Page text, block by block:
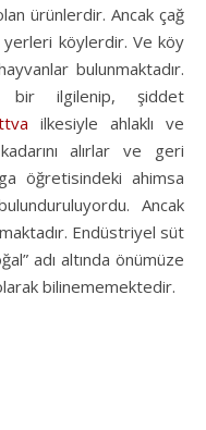
ürünlerdir. Ancak çağ
yerleri köylerdir. Ve köy
bulunmaktadır.
bir ilgilenip, şiddet
ilkesiyle ahlaklı ve
alırlar ve geri
öğretisindeki ahimsa
Ancak
Endüstriyel süt
adı altında önümüze
bilinememektedir.